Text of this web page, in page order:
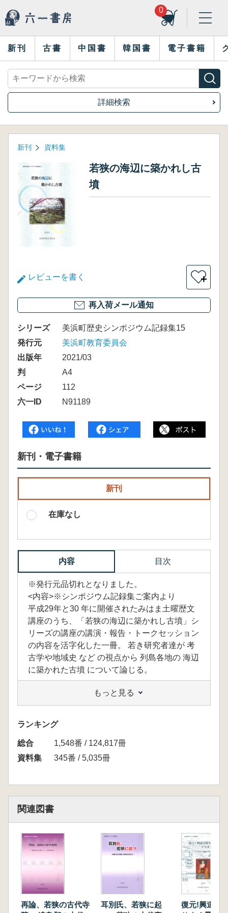
0
新刊 古書 中国書 韓国書 電子書籍
詳細検索
新刊 資料集
若狭の海辺に築かれし古
墳
レビューを書く ＋
再入荷メール通知
シリーズ
美浜町歴史シンポジウム記録集15
発行元
美浜町教育委員会
出版年
2021/03
判
A4
ページ
112
六一ID
N91189
新刊・電子書籍
新刊
在庫なし
内容 目次
※発行元品切れとなりました。
<内容>※シンポジウム記録集ご案内より
平成29年と30 年に開催されたみはま土曜歴文
講座のうち、「若狭の海辺に築かれし古墳」シ
リーズの講座の講演・報告・トークセッション
の内容を活字化した一冊。 若き研究者達が 考
古学や地域史 など の視点から 列島各地の 海辺
に築かれた古墳 について論じる。
もっと見る
ランキング
総合
1,548番 / 124,817冊
資料集
345番 / 5,035冊
関連図書
再論、若狭の古代寺
耳別氏、若狭に起
復元!興道寺